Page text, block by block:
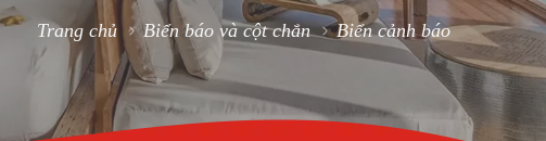
Trang chủ Biển báo và cột chắn Biển cảnh báo